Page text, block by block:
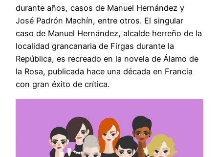
durante años, casos de Manuel Hernández y
José Padrón Machín, entre otros. El singular
caso de Manuel Hernández, alcalde herreño de la
localidad grancanaria de Firgas durante la
República, es recreado en la novela de Álamo de
la Rosa, publicada hace una década en Francia
con gran éxito de crítica.